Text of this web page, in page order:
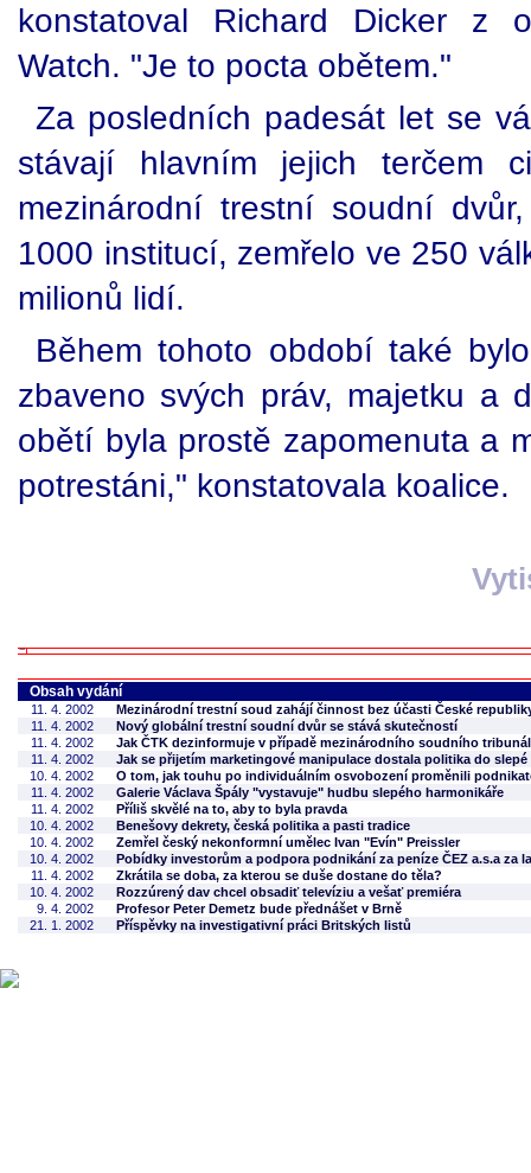
konstatoval Richard Dicker z
Watch. "Je to pocta obětem."
Za posledních padesát let se
stávají hlavním jejich terčem
mezinárodní trestní soudní
1000 institucí, zemřelo ve 250
milionů lidí.
Během tohoto období také
zbaveno svých práv, majetku a
obětí byla prostě zapomenuta a
potrestáni," konstatovala koalice.
Obsah vydání
11. 4. 2002
Mezinárodní trestní soud zahájí činnost bez účasti České
11. 4. 2002
Nový globální trestní soudní dvůr se stává skutečností
11. 4. 2002
Jak ČTK dezinformuje v případě mezinárodního soudního
11. 4. 2002
Jak se přijetím marketingové manipulace dostala politika do slepé
10. 4. 2002
O tom, jak touhu po individuálním osvobození proměnili
11. 4. 2002
Galerie Václava Špály "vystavuje" hudbu slepého harmonikáře
11. 4. 2002
Příliš skvělé na to, aby to byla pravda
10. 4. 2002
Benešovy dekrety, česká politika a pasti tradice
10. 4. 2002
Zemřel český nekonformní umělec Ivan "Evín" Preissler
10. 4. 2002
Pobídky investorům a podpora podnikání za peníze ČEZ a.s.a za
11. 4. 2002
Zkrátila se doba, za kterou se duše dostane do těla?
10. 4. 2002
Rozzúrený dav chcel obsadiť televíziu a vešať premiéra
9. 4. 2002
Profesor Peter Demetz bude přednášet v Brně
21. 1. 2002
Příspěvky na investigativní práci Britských listů